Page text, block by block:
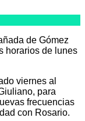
de Gómez
horarios de lunes
viernes al
para
frecuencias
con Rosario.